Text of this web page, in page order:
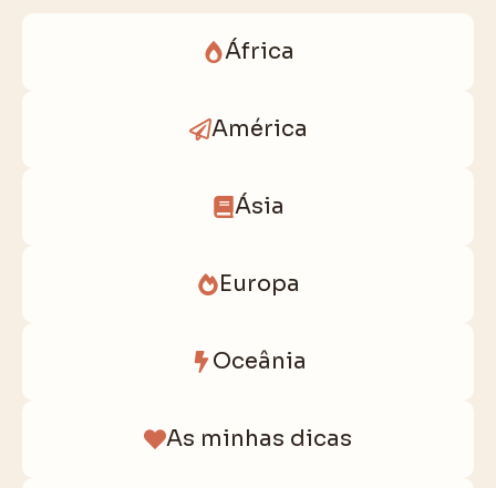
África
América
Ásia
Europa
Oceânia
As minhas dicas